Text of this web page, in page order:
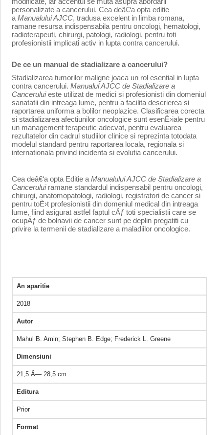
personalizate a cancerului. Cea deâ€‘a opta editie
a Manualului AJCC, tradusa excelent in limba romana,
ramane resursa indispensabila pentru oncologi, hematologi,
radioterapeuti, chirurgi, patologi, radiologi, pentru toti
profesionistii implicati activ in lupta contra cancerului.
De ce un manual de stadializare a cancerului?
Stadializarea tumorilor maligne joaca un rol esential in lupta
contra cancerului. Manualul AJCC de Stadializare a
Canceruluieste utilizat de medici si profesionisti din domeniul
sanatatii din intreaga lume, pentru a facilita descrierea si
raportarea uniforma a bolilor neoplazice. Clasificarea corecta
si stadializarea afectiunilor oncologice sunt esenÈ›iale pentru
un management terapeutic adecvat, pentru evaluarea
rezultatelor din cadrul studiilor clinice si reprezinta totodata
modelul standard pentru raportarea locala, regionala si
internationala privind incidenta si evolutia cancerului.
Cea deâ€‘a opta Editie a Manualului AJCC de Stadializare a
Canceruluiramane standardul indispensabil pentru oncologi,
chirurgi, anatomopatologi, radiologi, registratori de cancer si
pentru toÈ›t profesionistii din domeniul medical din intreaga
lume, fiind asigurat astfel faptul cÄƒ toti specialistii care se
ocupÄƒ de bolnavii de cancer sunt pe deplin pregatiti cu
privire la termenii de stadializare a maladiilor oncologice.
An aparitie
2018
Autor
Mahul B. Amin; Stephen B. Edge; Frederick L. Greene
Dimensiuni
21,5 Ã— 28,5 cm
Editura
Prior
Format